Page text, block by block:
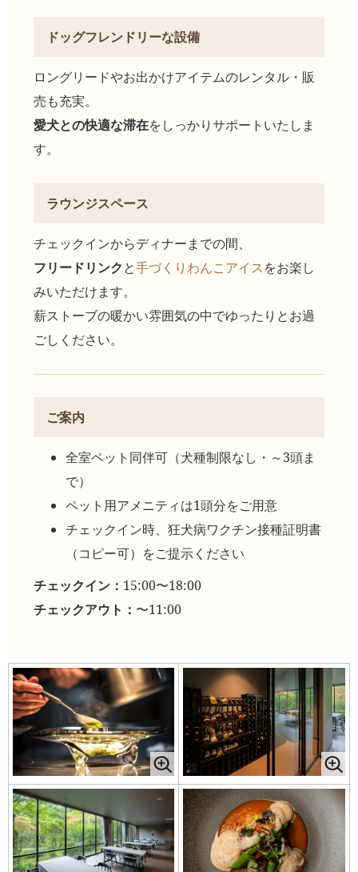
ドッグフレンドリーな設備
ロングリードやお出かけアイテムのレンタル・販
売も充実。
愛犬との快適な滞在をしっかりサポートいたしま
す。
ラウンジスペース
チェックインからディナーまでの間、
フリードリンクと手づくりわんこアイスをお楽し
みいただけます。
薪ストーブの暖かい雰囲気の中でゆったりとお過
ごしください。
ご案内
全室ペット同伴可（犬種制限なし・～3頭ま
で）
ペット用アメニティは1頭分をご用意
チェックイン時、狂犬病ワクチン接種証明書
（コピー可）をご提示ください
チェックイン： 15:00〜18:00
チェックアウト： 〜11:00